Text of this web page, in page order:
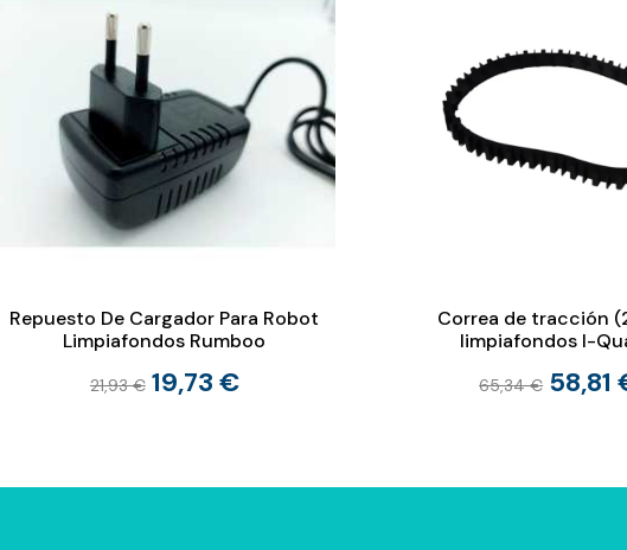
Repuesto De Cargador Para Robot
Limpiafondos Rumboo
21,93 € 19,73 €
Correa de tracción
limpiafondos I-
65,34 € 58,81